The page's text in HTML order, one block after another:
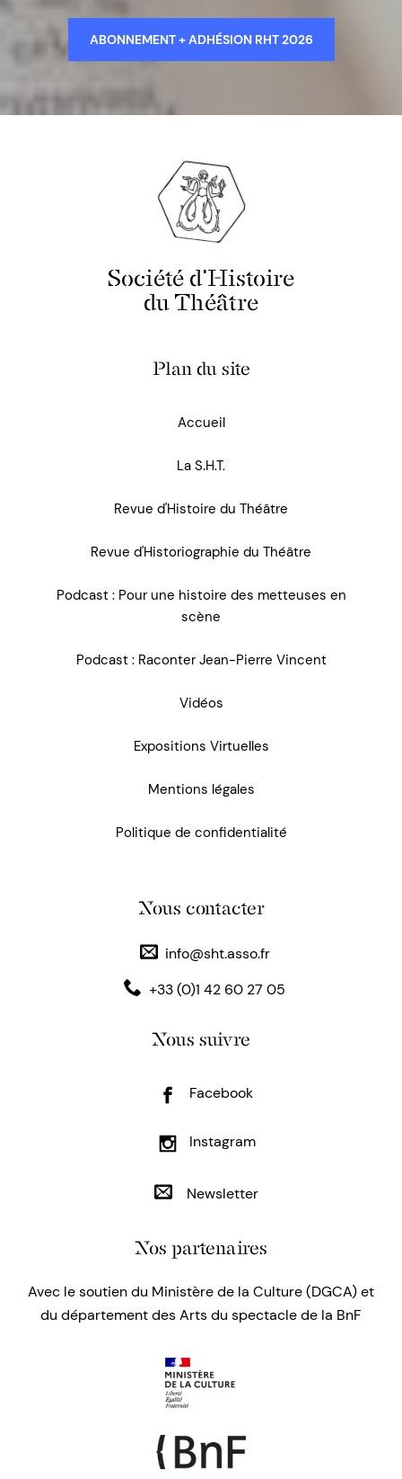
ABONNEMENT + ADHÉSION RHT 2026
Société d'Histoire
du Théâtre
Plan du site
Accueil
La S.H.T.
Revue d'Histoire du Théâtre
Revue d'Historiographie du Théâtre
Podcast : Pour une histoire des metteuses en
scène
Podcast : Raconter Jean-Pierre Vincent
Vidéos
Expositions Virtuelles
Mentions légales
Politique de confidentialité
Nous contacter
info@sht.asso.fr
+33 (0)1 42 60 27 05
Nous suivre
Facebook
Instagram
Newsletter
Nos partenaires
Avec le soutien du Ministère de la Culture (DGCA) et
du département des Arts du spectacle de la BnF